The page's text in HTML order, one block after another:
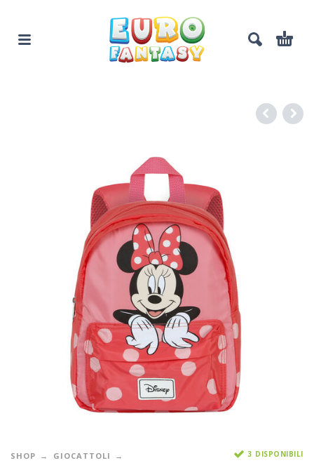
SHOP
GIOCATTOLI
3 DISPONIBILI